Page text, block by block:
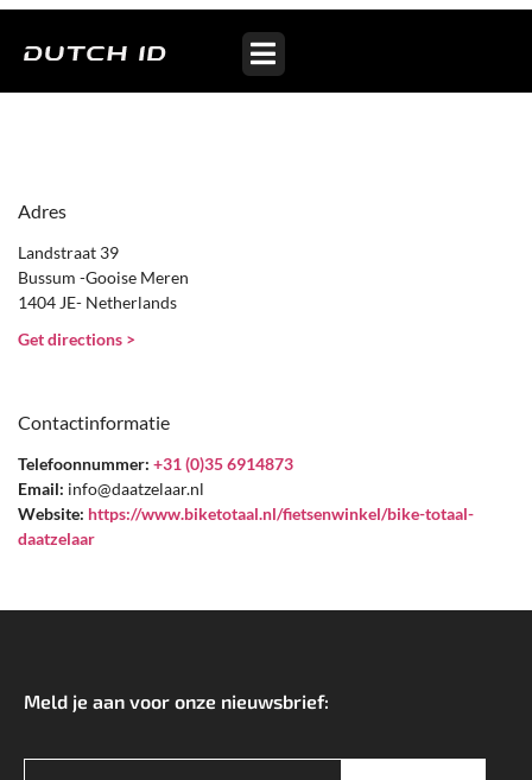
Bike Totaal Daatzelaar Fietsen
Adres
Landstraat 39
Bussum -Gooise Meren
1404 JE- Netherlands
Get directions >
Contactinformatie
Telefoonnummer: +31 (0)35 6914873
Email: info@daatzelaar.nl
Website: https://www.biketotaal.nl/fietsenwinkel/bike-totaal-
daatzelaar
Meld je aan voor onze nieuwsbrief: